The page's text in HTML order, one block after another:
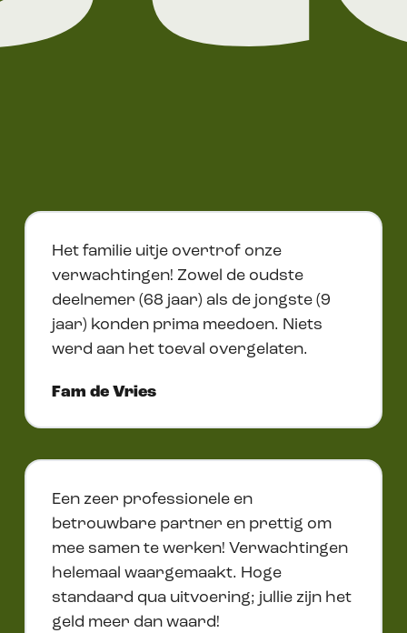
Het familie uitje overtrof onze
verwachtingen! Zowel de oudste
deelnemer (68 jaar) als de jongste (9
jaar) konden prima meedoen. Niets
werd aan het toeval overgelaten.
Fam de Vries
Een zeer professionele en
betrouwbare partner en prettig om
mee samen te werken! Verwachtingen
helemaal waargemaakt. Hoge
standaard qua uitvoering; jullie zijn het
geld meer dan waard!